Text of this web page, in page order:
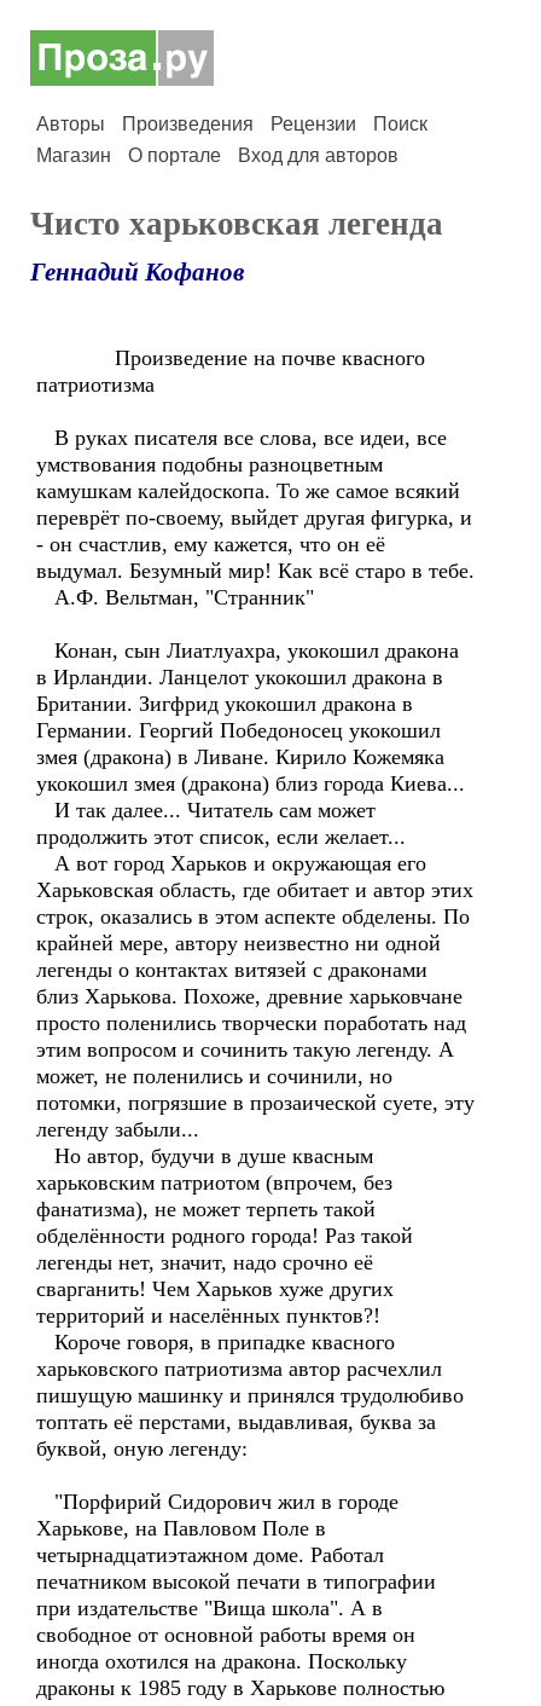
Авторы Произведения Рецензии
Поиск
Магазин
О портале Вход для авторов
Чисто харьковская легенда
Геннадий Кофанов
Произведение на почве квасного
патриотизма
В руках писателя все слова, все идеи, все
умствования подобны разноцветным
камушкам калейдоскопа. То же самое всякий
переврёт по-своему, выйдет другая фигурка, и
- он счастлив, ему кажется, что он её
выдумал. Безумный мир! Как всё старо в тебе.
А.Ф. Вельтман, "Странник"
Конан, сын Лиатлуахра, укокошил дракона
в Ирландии. Ланцелот укокошил дракона в
Британии. Зигфрид укокошил дракона в
Германии. Георгий Победоносец укокошил
змея (дракона) в Ливане. Кирило Кожемяка
укокошил змея (дракона) близ города Киева...
И так далее... Читатель сам может
продолжить этот список, если желает...
А вот город Харьков и окружающая его
Харьковская область, где обитает и автор этих
строк, оказались в этом аспекте обделены. По
крайней мере, автору неизвестно ни одной
легенды о контактах витязей с драконами
близ Харькова. Похоже, древние харьковчане
просто поленились творчески поработать над
этим вопросом и сочинить такую легенду. А
может, не поленились и сочинили, но
потомки, погрязшие в прозаической суете, эту
легенду забыли...
Но автор, будучи в душе квасным
харьковским патриотом (впрочем, без
фанатизма), не может терпеть такой
обделённости родного города! Раз такой
легенды нет, значит, надо срочно её
сварганить! Чем Харьков хуже других
территорий и населённых пунктов?!
Короче говоря, в припадке квасного
харьковского патриотизма автор расчехлил
пишущую машинку и принялся трудолюбиво
топтать её перстами, выдавливая, буква за
буквой, оную легенду:
"Порфирий Сидорович жил в городе
Харькове, на Павловом Поле в
четырнадцатиэтажном доме. Работал
печатником высокой печати в типографии
при издательстве "Вища школа". А в
свободное от основной работы время он
иногда охотился на дракона. Поскольку
драконы к 1985 году в Харькове полностью